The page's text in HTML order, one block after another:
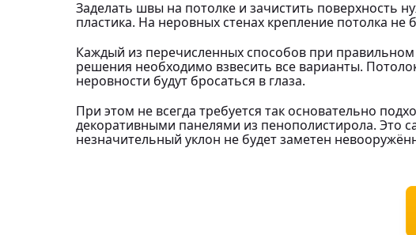
Заделать швы на потолке и зачистить поверхность
пластика. На неровных стенах крепление потолка
Каждый из перечисленных способов при
решения необходимо взвесить все варианты.
неровности будут бросаться в глаза.
При этом не всегда требуется так основательно
декоративными панелями из пенополистирола. Это
незначительный уклон не будет заметен